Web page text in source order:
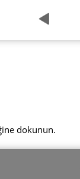
dokunun.